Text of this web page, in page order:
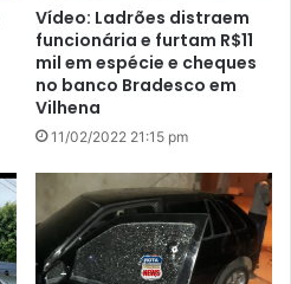
Vídeo: Ladrões distraem
funcionária e furtam R$11
mil em espécie e cheques
no banco Bradesco em
Vilhena
11/02/2022 21:15 pm